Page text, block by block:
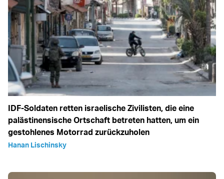
IDF-Soldaten retten israelische Zivilisten, die eine
palästinensische Ortschaft betreten hatten, um ein
gestohlenes Motorrad zurückzuholen
Hanan Lischinsky